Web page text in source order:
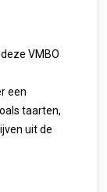
VMBO
een
taarten,
uit de